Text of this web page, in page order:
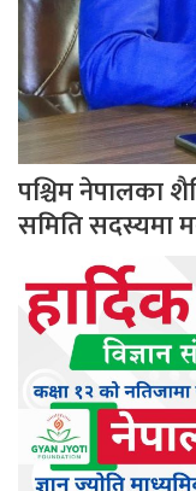
पश्चिम नेपालका
समिति सदस्यमा